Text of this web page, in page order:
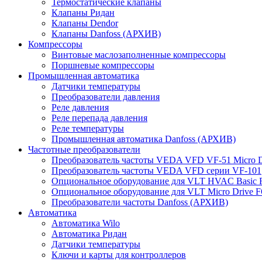
Термостатические клапаны
Клапаны Ридан
Клапаны Dendor
Клапаны Danfoss (АРХИВ)
Компрессоры
Винтовые маслозаполненные компрессоры
Поршневые компрессоры
Промышленная автоматика
Датчики температуры
Преобразователи давления
Реле давления
Реле перепада давления
Реле температуры
Промышленная автоматика Danfoss (АРХИВ)
Частотные преобразователи
Преобразователь частоты VEDA VFD VF-51 Micro
Преобразователь частоты VEDA VFD серии VF-101
Опциональное оборудование для VLT HVAC Basic
Опциональное оборудование для VLT Micro Drive
Преобразователи частоты Danfoss (АРХИВ)
Автоматика
Автоматика Wilo
Автоматика Ридан
Датчики температуры
Ключи и карты для контроллеров